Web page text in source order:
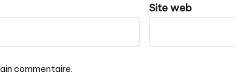
Site web
commentaire.